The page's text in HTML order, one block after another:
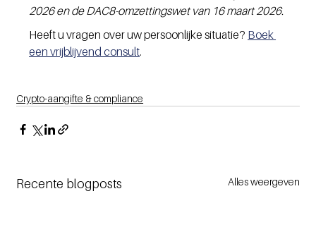
2026 en de DAC8-omzettingswet van 16 maart 2026.
Heeft u vragen over uw persoonlijke situatie? Boek
een vrijblijvend consult.
Crypto-aangifte & compliance
Recente blogposts Alles weergeven